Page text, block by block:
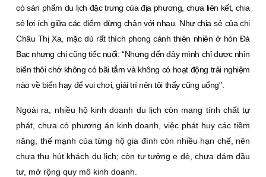
có sản phẩm du lịch đặc trưng của địa phương, chưa liên kết, chia
sẻ lợi ích giữa các điểm dừng chân với nhau. Như chia sẻ của chị
Châu Thị Xa, mặc dù rất thích phong cảnh thiên nhiên ở hòn Ðá
Bạc nhưng chị cũng tiếc nuối: “Nhưng đến đây mình chỉ được nhìn
biển thôi chớ không có bãi tắm và không có hoạt động trải nghiệm
nào về biển hay để vui chơi, giải trí nên tôi thấy cũng uổng".
Ngoài ra, nhiều hộ kinh doanh du lịch còn mang tính chất tự
phát, chưa có phương án kinh doanh, việc phát huy các tiềm
năng, thế mạnh của từng hộ gia đình còn nhiều hạn chế, nên
chưa thu hút khách du lịch; còn tư tưởng e dè, chưa dám đầu
tư, mở rộng quy mô kinh doanh.